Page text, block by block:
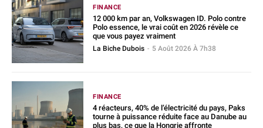
FINANCE
12 000 km par an, Volkswagen ID. Polo contre
Polo essence, le vrai coût en 2026 révèle ce
que vous payez vraiment
La Biche Dubois - 5 Août 2026 À 7h38
FINANCE
4 réacteurs, 40% de l’électricité du pays, Paks
tourne à puissance réduite face au Danube au
plus bas, ce que la Hongrie affronte